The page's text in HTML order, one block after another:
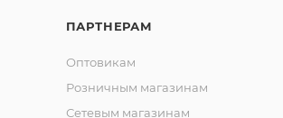
ПАРТНЕРАМ
Оптовикам
Розничным магазинам
Сетевым магазинам